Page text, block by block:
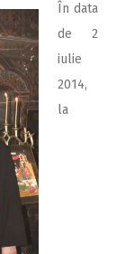
În data
de 2
iulie
2014,
la